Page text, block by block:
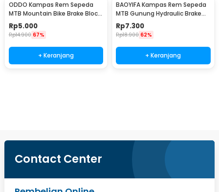
ODDO Kampas Rem Sepeda
MTB Mountain Bike Brake Block
70mm 2 PCS - B39
Rp5.000
Rp14.900 67%
+ Keranjang
BAOYIFA Kampas Rem Sepeda
MTB Gunung Hydraulic Brake
Pads - M446
Rp7.300
Rp18.900 62%
+ Keranjang
Contact Center